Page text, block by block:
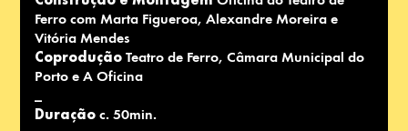
Ferro com Marta Figueroa, Alexandre Moreira e
Vitória Mendes
CoproduçãoTeatro de Ferro, Câmara Municipal do
Porto e A Oficina
Duraçãoc. 50min.